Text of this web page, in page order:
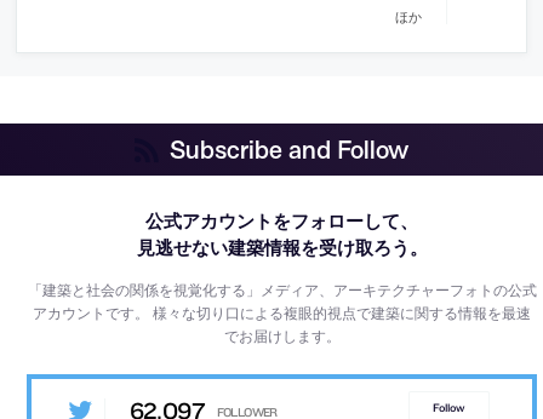
ほか
Subscribe and Follow
公式アカウントをフォローして、
見逃せない建築情報を受け取ろう。
「建築と社会の関係を視覚化する」メディア、アーキテクチャーフォトの公式
アカウントです。様々な切り口による複眼的視点で建築に関する情報を最速
でお届けします。
62,097 Follow